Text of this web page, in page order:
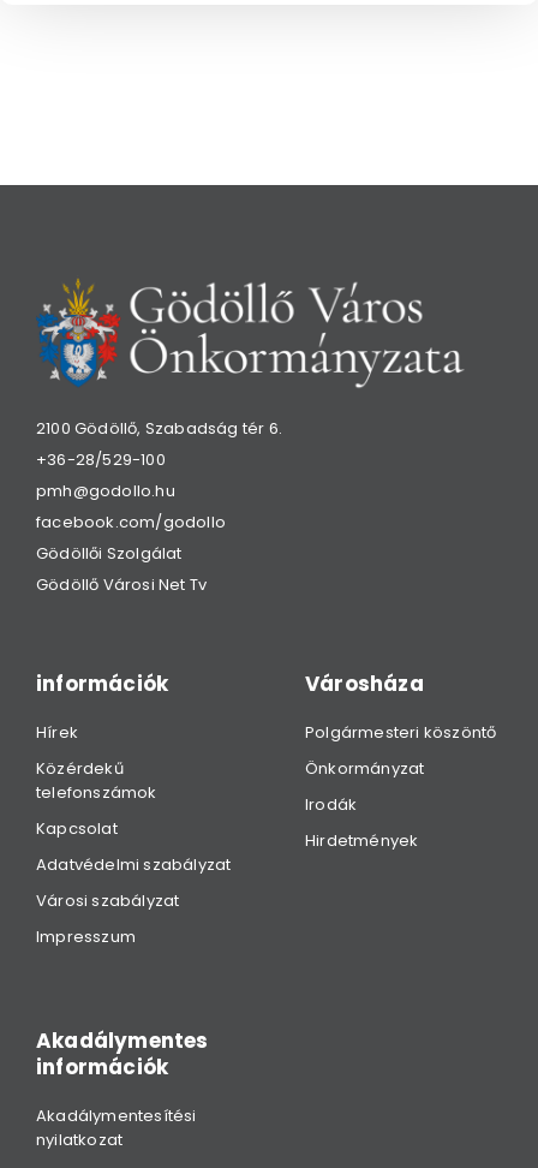
2100 Gödöllő, Szabadság tér 6.
+36-28/529-100
pmh@godollo.hu
facebook.com/godollo
Gödöllői Szolgálat
Gödöllő Városi Net Tv
információk
Hírek
Közérdekű
telefonszámok
Kapcsolat
Adatvédelmi szabályzat
Városi szabályzat
Impresszum
Városháza
Polgármesteri köszöntő
Önkormányzat
Irodák
Hirdetmények
Akadálymentes
információk
Akadálymentesítési
nyilatkozat